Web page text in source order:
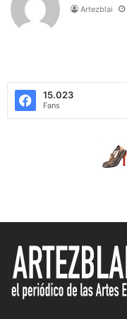
Artezblai
15.023
Fans